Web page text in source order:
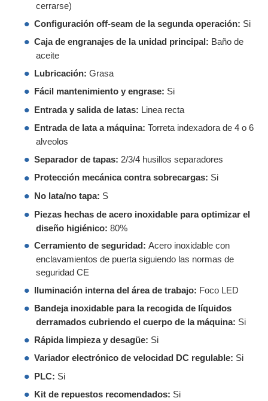
cerrarse)
Configuración off-seam de la segunda operación: Si
Caja de engranajes de la unidad principal: Baño de
aceite
Lubricación: Grasa
Fácil mantenimiento y engrase: Si
Entrada y salida de latas: Linea recta
Entrada de lata a máquina: Torreta indexadora de 4 o 6
alveolos
Separador de tapas: 2/3/4 husillos separadores
Protección mecánica contra sobrecargas: Si
No lata/no tapa: S
Piezas hechas de acero inoxidable para optimizar el
diseño higiénico: 80%
Cerramiento de seguridad: Acero inoxidable con
enclavamientos de puerta siguiendo las normas de
seguridad CE
Iluminación interna del área de trabajo: Foco LED
Bandeja inoxidable para la recogida de líquidos
derramados cubriendo el cuerpo de la máquina: Si
Rápida limpieza y desagüe: Si
Variador electrónico de velocidad DC regulable: Si
PLC: Si
Kit de repuestos recomendados: Si